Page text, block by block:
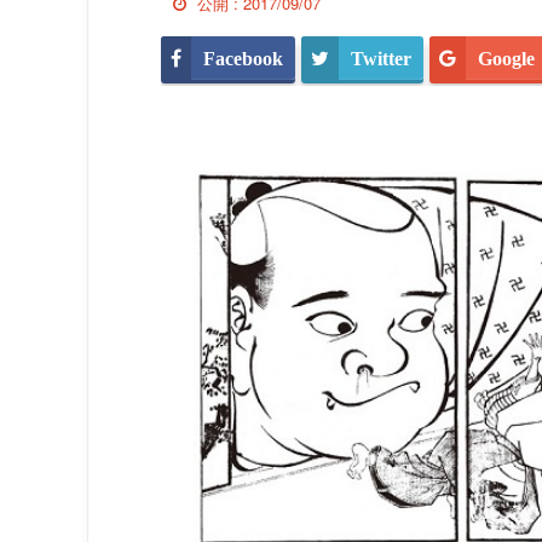
Facebook Twitter Google